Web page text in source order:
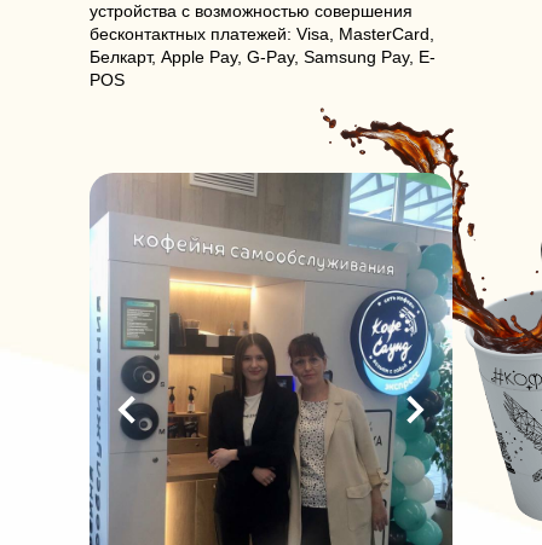
устройства с возможностью совершения
бесконтактных платежей: Visa, MasterCard,
Белкарт, Apple Pay, G-Pay, Samsung Pay, E-
POS